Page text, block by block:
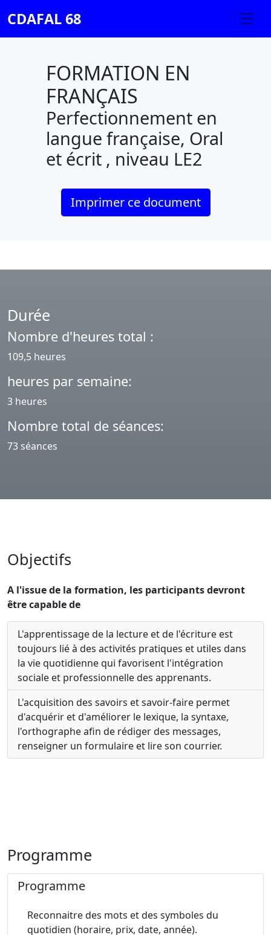
CDAFAL 68
FORMATION EN
FRANÇAIS
Perfectionnement en
langue française, Oral
et écrit , niveau LE2
Imprimer ce document
Durée
Nombre d'heures total :
109,5 heures
heures par semaine:
3 heures
Nombre total de séances:
73 séances
Objectifs
A l'issue de la formation, les participants devront
être capable de
L'apprentissage de la lecture et de l'écriture est
toujours lié à des activités pratiques et utiles dans
la vie quotidienne qui favorisent l'intégration
sociale et professionnelle des apprenants.
L'acquisition des savoirs et savoir-faire permet
d'acquérir et d'améliorer le lexique, la syntaxe,
l'orthographe afin de rédiger des messages,
renseigner un formulaire et lire son courrier.
Programme
Programme
Reconnaitre des mots et des symboles du
quotidien (horaire, prix, date, année).